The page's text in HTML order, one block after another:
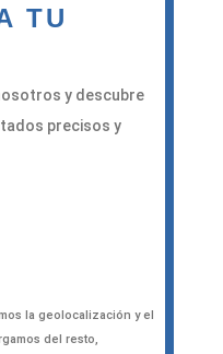
TU
y descubre
precisos y
la geolocalización y el
del resto,